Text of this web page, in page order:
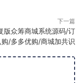
下一篇
版众筹商城系统源码/订
购/多多优购/商城加共识